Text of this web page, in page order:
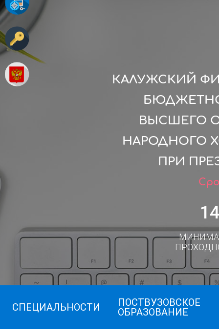
КАЛУЖСКИЙ
ВЫСШЕГО
НАРОДНОГО
ПРИ
СПЕЦИАЛЬНОСТИ
ПОСТВУЗОВСКОЕ
ОБРАЗОВАНИЕ